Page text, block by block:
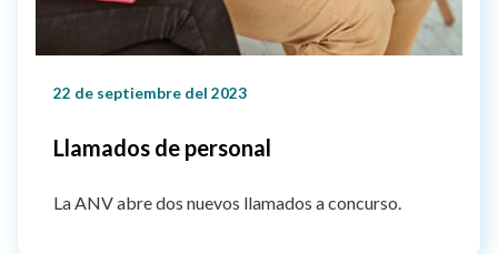
22 de septiembre del 2023
Llamados de personal
La ANV abre dos nuevos llamados a concurso.